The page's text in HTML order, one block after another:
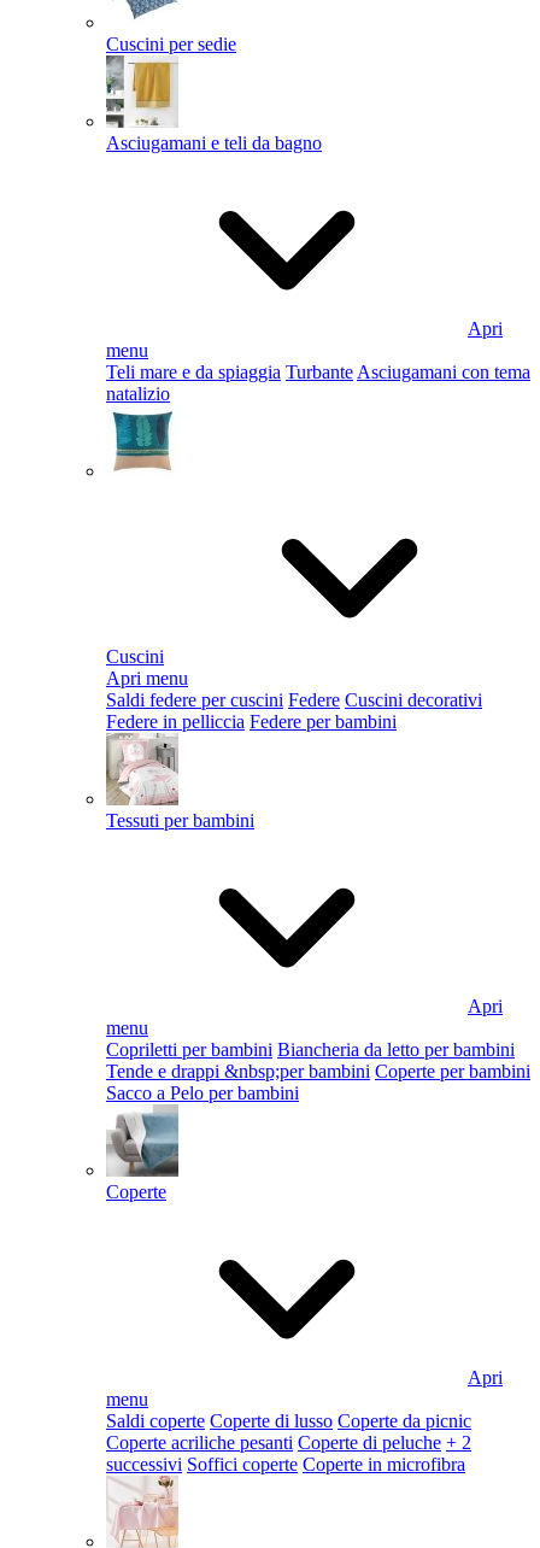
Cuscini per sedie
Asciugamani e teli da bagno
Apri
menu
Teli mare e da spiaggia Turbante Asciugamani con tema
natalizio
Cuscini
Apri menu
Saldi federe per cuscini Federe Cuscini decorativi
Federe in pelliccia Federe per bambini
Tessuti per bambini
Apri
menu
Copriletti per bambini Biancheria da letto per bambini
Tende e drappi &nbsp;per bambini Coperte per bambini
Sacco a Pelo per bambini
Coperte
Apri
menu
Saldi coperte Coperte di lusso Coperte da picnic
Coperte acriliche pesanti Coperte di peluche + 2
successivi Soffici coperte Coperte in microfibra